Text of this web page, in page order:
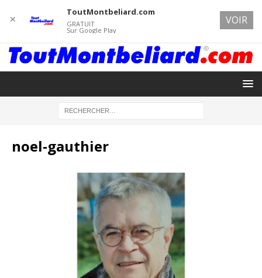
noel-gauthier
✕
ToutMontbeliard.com
GRATUIT
Sur Google Play
VOIR